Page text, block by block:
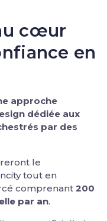
cœur
en
approche
dédiée aux
par des
le
tout en
comprenant 200
par an.